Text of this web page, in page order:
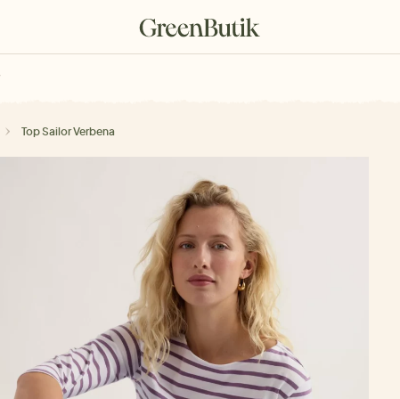
poukazy
Top Sailor Verbena